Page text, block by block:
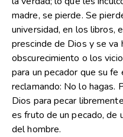
madre, se pierde. Se
universidad, en los libros,
prescinde de Dios y se va
obscurecimiento o los
para un pecador que su
reclamando: No lo hagas.
Dios para pecar
es fruto de un pecado, de
del hombre.